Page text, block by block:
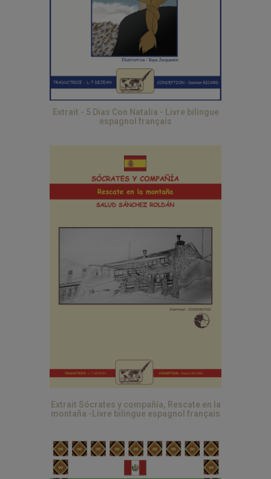
Extrait - 5 Dias Con Natalia - Livre bilingue
espagnol français
Extrait Sócrates y compañía, Rescate en la
montaña -Livre bilingue espagnol français